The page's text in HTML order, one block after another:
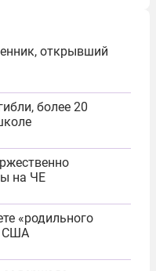
открывший
более 20
на ЧЕ
«родильного
США